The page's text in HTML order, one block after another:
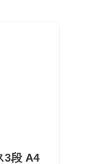
3段 A4